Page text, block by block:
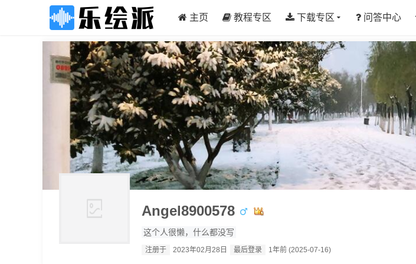
主页 教程专区 下载专区 问答中心
Angel8900578
这个人很懒，什么都没写
注册于 2023年02月28日 最后登录 1年前 (2025-07-16)